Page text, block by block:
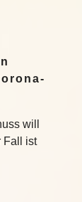
will
Fall ist